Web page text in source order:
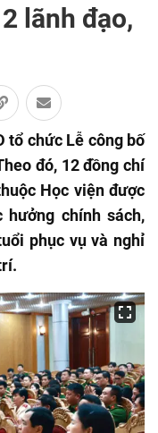
lãnh đạo,
tổ chức Lễ công bố
đó, 12 đồng chí
Học viện được
hưởng chính sách,
phục vụ và nghỉ